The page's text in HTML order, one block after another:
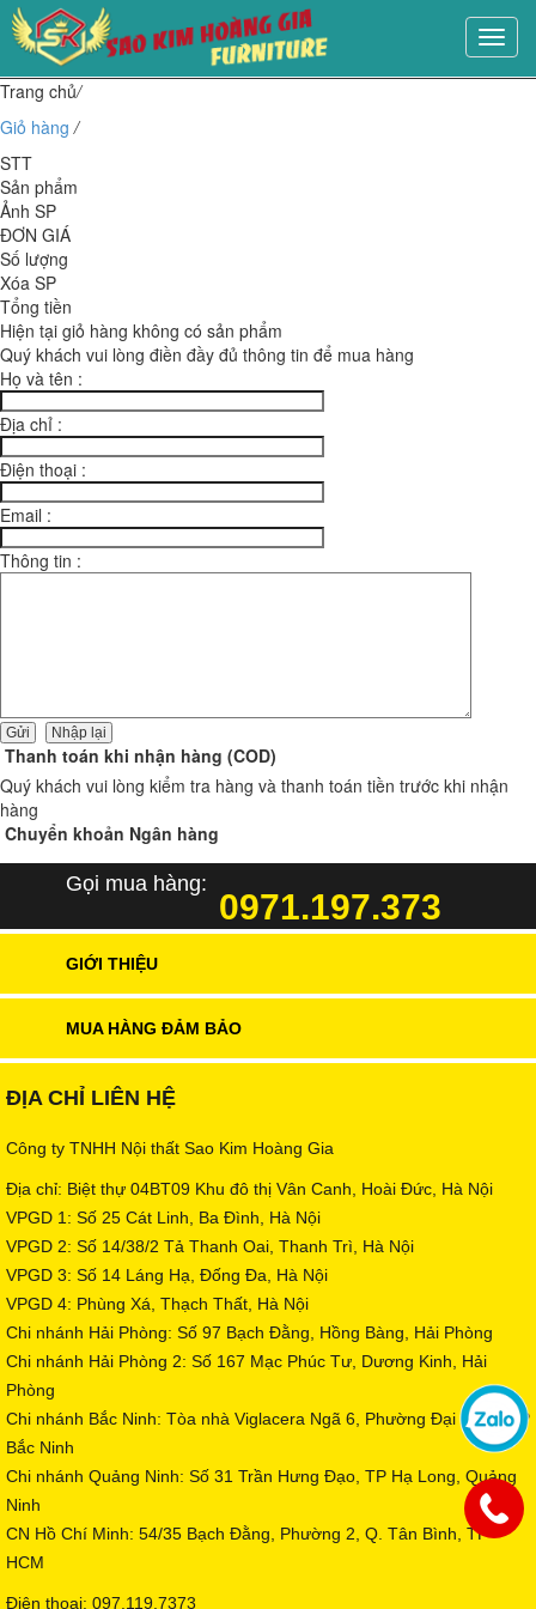
Đây
là
Trang chủ/
Giỏ hàng/
STT
Sản phẩm
Ảnh SP
ĐƠN GIÁ
Số lượng
Xóa SP
Tổng tiền
Hiện tại giỏ hàng không có sản phẩm
Quý khách vui lòng điền đầy đủ thông tin để mua hàng
Họ và tên :
Địa chỉ :
Điện thoại :
Email :
Thông tin :
Thanh toán khi nhận hàng (COD)
Quý khách vui lòng kiểm tra hàng và thanh toán tiền trước khi nhận
hàng
Chuyển khoản Ngân hàng
Gọi mua hàng:
0971.197.373
GIỚI THIỆU
MUA HÀNG ĐẢM BẢO
ĐỊA CHỈ LIÊN HỆ
Công ty TNHH Nội thất Sao Kim Hoàng Gia
Địa chỉ: Biệt thự 04BT09 Khu đô thị Vân Canh, Hoài Đức, Hà Nội
VPGD 1: Số 25 Cát Linh, Ba Đình, Hà Nội
VPGD 2: Số 14/38/2 Tả Thanh Oai, Thanh Trì, Hà Nội
VPGD 3: Số 14 Láng Hạ, Đống Đa, Hà Nội
VPGD 4: Phùng Xá, Thạch Thất, Hà Nội
Chi nhánh Hải Phòng: Số 97 Bạch Đằng, Hồng Bàng, Hải Phòng
Chi nhánh Hải Phòng 2: Số 167 Mạc Phúc Tư, Dương Kinh, Hải
Phòng
Chi nhánh Bắc Ninh: Tòa nhà Viglacera Ngã 6, Phường Đại Phúc, TP
Bắc Ninh
Chi nhánh Quảng Ninh: Số 31 Trần Hưng Đạo, TP Hạ Long, Quảng
Ninh
CN Hồ Chí Minh: 54/35 Bạch Đằng, Phường 2, Q. Tân Bình, TP
HCM
Điện thoại: 097.119.7373